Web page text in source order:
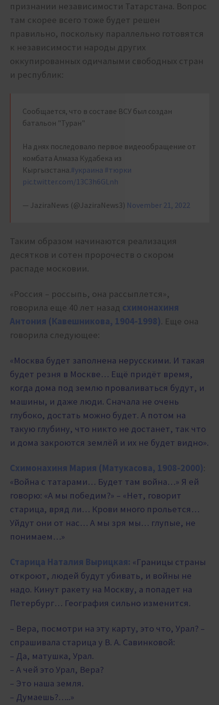
признании независимости Татарстана. Вопрос
там скорее всего тоже будет решен
правильно, поскольку параллельно готовятся
к независимости народы других
оккупированных одичалыми свободных стран
и республик:
Сообщается, что в составе ВСУ был создан
батальон "Туран"
На днях последовало первое видеообращение от
комбата Алмаза Кудабека из
Кыргызстана.#украина #тюрки
pic.twitter.com/13C3h6GLnh
— JaziraNews (@JaziraNews3) November 21, 2022
Таким образом начинаются реализация
десятков и сотен пророчеств о скором
распаде московии.
«Россия – россыпь, она рассыплется»,
говорила еще 40 лет назад схимонахиня
Антония (Кавешникова, 1904-1998). Еще она
говорила следующее:
«Москва будет заполнена нерусскими. И такая
будет резня в Москве… Ещё придёт время,
когда дома под землю проваливаться будут, и
машины, и даже люди. Сначала не очень
глубоко, достать можно будет. А потом на
такую глубину, что никто не достанет, так что
и дома закроются землёй и их не будет видно».
Схимонахиня Мария (Матукасова, 1908-2000):
«Война с татарами… Будет там война…» Я ей
говорю: «А мы победим?» – «Нет, говорит
старица, вряд ли… Крови много прольется…
Уйдут они от нас… А мы зря мы… глупые, не
понимаем…»
Старица Наталия Вырицкая: «Границы страны
откроют, людей будут убивать, и войны не
надо. Кинут ракету на Москву, а попадет на
Петербург… География сильно изменится.
– Вера, посмотри на эту карту, это что, Урал? –
спрашивала старица у В. А. Савинковой:
– Да, матушка, Урал.
– А чей это Урал, Вера?
– Это наша земля.
– Думаешь?…..»